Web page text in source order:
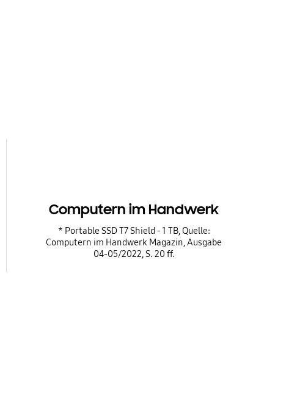
Computern im Handwerk
* Portable SSD T7 Shield - 1 TB, Quelle:
Computern im Handwerk Magazin, Ausgabe
04-05/2022, S. 20 ff.